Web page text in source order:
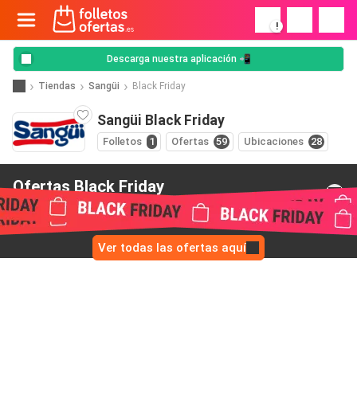
!
Descarga nuestra aplicación 📲
Tiendas Sangüi Black Friday
Sangüi Black Friday
Folletos 1 Ofertas 59 Ubicaciones 28
Ofertas Black Friday
de Sangüi
Ver todas las ofertas aquí